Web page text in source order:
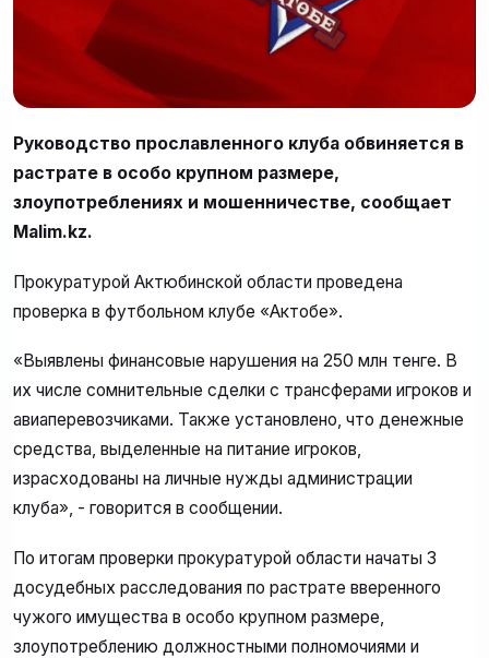
Руководство прославленного клуба обвиняется в
растрате в особо крупном размере,
злоупотреблениях и мошенничестве, сообщает
Malim.kz.
Прокуратурой Актюбинской области проведена
проверка в футбольном клубе «Актобе».
«Выявлены финансовые нарушения на 250 млн тенге. В
их числе сомнительные сделки с трансферами игроков и
авиаперевозчиками. Также установлено, что денежные
средства, выделенные на питание игроков,
израсходованы на личные нужды администрации
клуба», - говорится в сообщении.
По итогам проверки прокуратурой области начаты 3
досудебных расследования по растрате вверенного
чужого имущества в особо крупном размере,
злоупотреблению должностными полномочиями и